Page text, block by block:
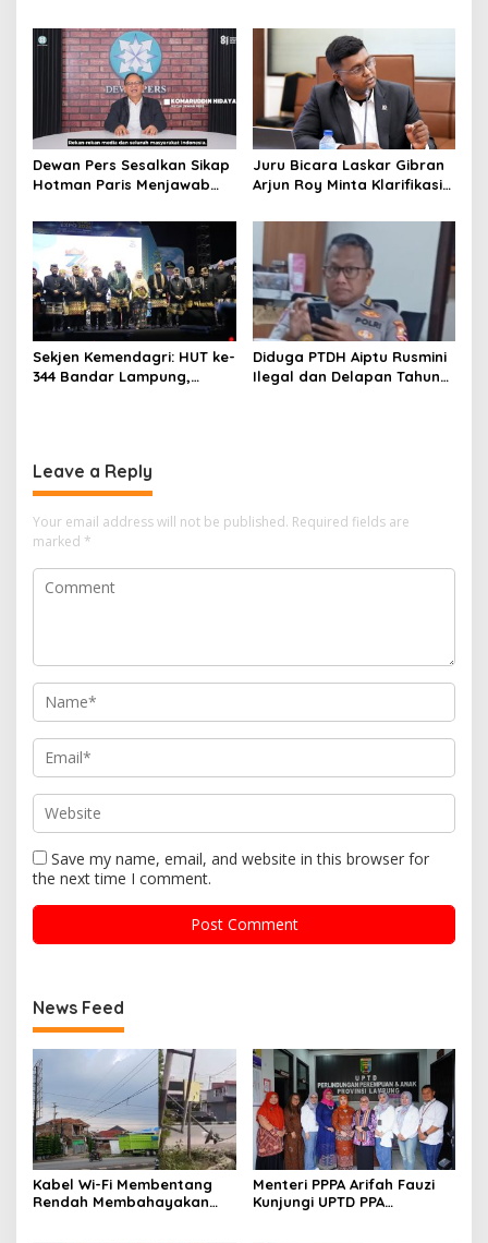
n
Jalan Lintas Sumatera
Pendampingan Langsung
terhadap Korban
Kekerasan Seksual
Dewan Pers Sesalkan Sikap
Hotman Paris Menjawab
Ungkapan bernada
Merendahkan Profesi
Wartawan
Juru Bicara Laskar Gibran
Arjun Roy Minta Klarifikasi
Sidang Kabinet Paripurna
demi Menjaga Marwah
Lembaga Kepresidenan
Sekjen Kemendagri: HUT ke-
344 Bandar Lampung,
Diduga PTDH Aiptu Rusmini
Ilegal dan Delapan Tahun
Leave a Reply
Your email address will not be published. Required fields are
marked *
Save my name, email, and website in this browser for
the next time I comment.
News Feed
Kabel Wi-Fi Membentang
Rendah Membahayakan
Menteri PPPA Arifah Fauzi
Kunjungi UPTD PPA